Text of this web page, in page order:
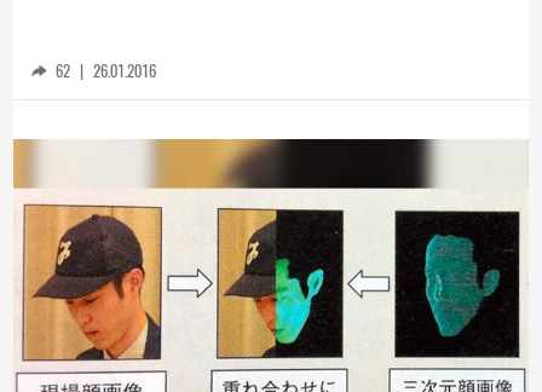
62 | 26.01.2016